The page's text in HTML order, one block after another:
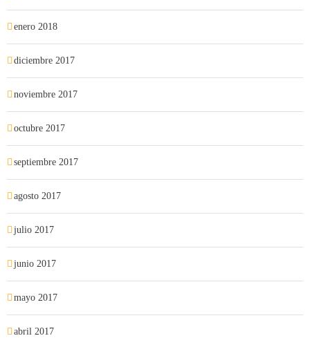
enero 2018
diciembre 2017
noviembre 2017
octubre 2017
septiembre 2017
agosto 2017
julio 2017
junio 2017
mayo 2017
abril 2017